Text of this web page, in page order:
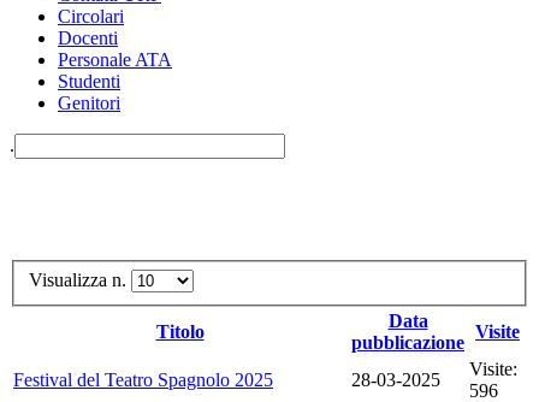
Circolari
Docenti
Personale ATA
Studenti
Genitori
.
Visualizza n.
Titolo
Data
pubblicazione
Visite
Festival del Teatro Spagnolo 2025 28-03-2025
Visite:
596